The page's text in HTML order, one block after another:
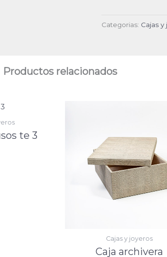
Categorias: Cajas y
Productos relacionados
te 3
Cajas y joyeros
Caja archivera